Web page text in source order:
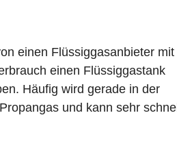
einen Flüssiggasanbieter mit
einen Flüssiggastank
Häufig wird gerade in der
und kann sehr schnell